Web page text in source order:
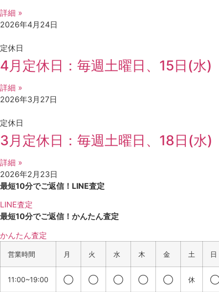
詳細 »
2026年4月24日
定休日
4月定休日：毎週土曜日、15日(水)
詳細 »
2026年3月27日
定休日
3月定休日：毎週土曜日、18日(水)
詳細 »
2026年2月23日
最短10分でご返信！ LINE査定
LINE査定
最短10分でご返信！ かんたん査定
かんたん査定
営業時間 月 火 水 木 金 土 日
11:00~19:00 ◯ ◯ ◯ ◯ ◯ 休